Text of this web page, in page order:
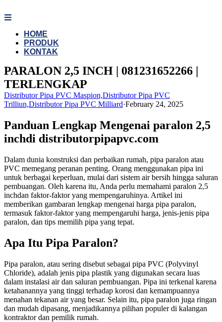
to
HOME
PRODUK
KONTAK
PARALON 2,5 INCH | 081231652266 |
TERLENGKAP
Distributor Pipa PVC Maspion,Distributor Pipa PVC
Trilliun,Distributor Pipa PVC Milliard·February 24, 2025
Panduan Lengkap Mengenai paralon 2,5
inchdi distributorpipapvc.com
Dalam dunia konstruksi dan perbaikan rumah, pipa paralon atau
PVC memegang peranan penting. Orang menggunakan pipa ini
untuk berbagai keperluan, mulai dari sistem air bersih hingga saluran
pembuangan. Oleh karena itu, Anda perlu memahami paralon 2,5
inchdan faktor-faktor yang mempengaruhinya. Artikel ini
memberikan gambaran lengkap mengenai harga pipa paralon,
termasuk faktor-faktor yang mempengaruhi harga, jenis-jenis pipa
paralon, dan tips memilih pipa yang tepat.
Apa Itu Pipa Paralon?
Pipa paralon, atau sering disebut sebagai pipa PVC (Polyvinyl
Chloride), adalah jenis pipa plastik yang digunakan secara luas
dalam instalasi air dan saluran pembuangan. Pipa ini terkenal karena
ketahanannya yang tinggi terhadap korosi dan kemampuannya
menahan tekanan air yang besar. Selain itu, pipa paralon juga ringan
dan mudah dipasang, menjadikannya pilihan populer di kalangan
kontraktor dan pemilik rumah.